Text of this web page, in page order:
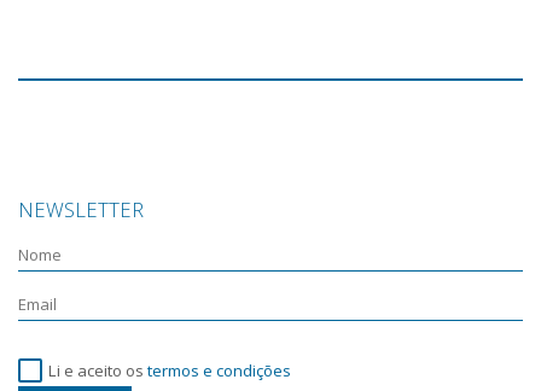
NEWSLETTER
Li e aceito os termos e condições